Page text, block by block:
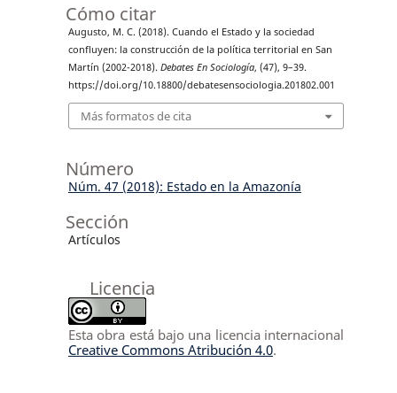
Cómo citar
Augusto, M. C. (2018). Cuando el Estado y la sociedad
confluyen: la construcción de la política territorial en San
Martín (2002-2018). Debates En Sociología, (47), 9–39.
https://doi.org/10.18800/debatesensociologia.201802.001
Más formatos de cita
Número
Núm. 47 (2018): Estado en la Amazonía
Sección
Artículos
Licencia
Esta obra está bajo una licencia internacional
Creative Commons Atribución 4.0.